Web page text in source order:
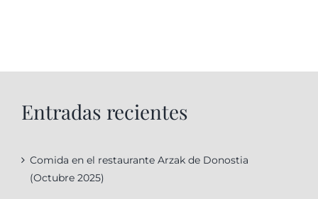
Entradas recientes
Comida en el restaurante Arzak de Donostia
(Octubre 2025)